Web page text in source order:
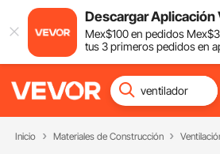
Descargar Aplicación
Mex$100en pedidos Mex$
tus 3 primeros pedidos en
Inicio Materiales de Construcción